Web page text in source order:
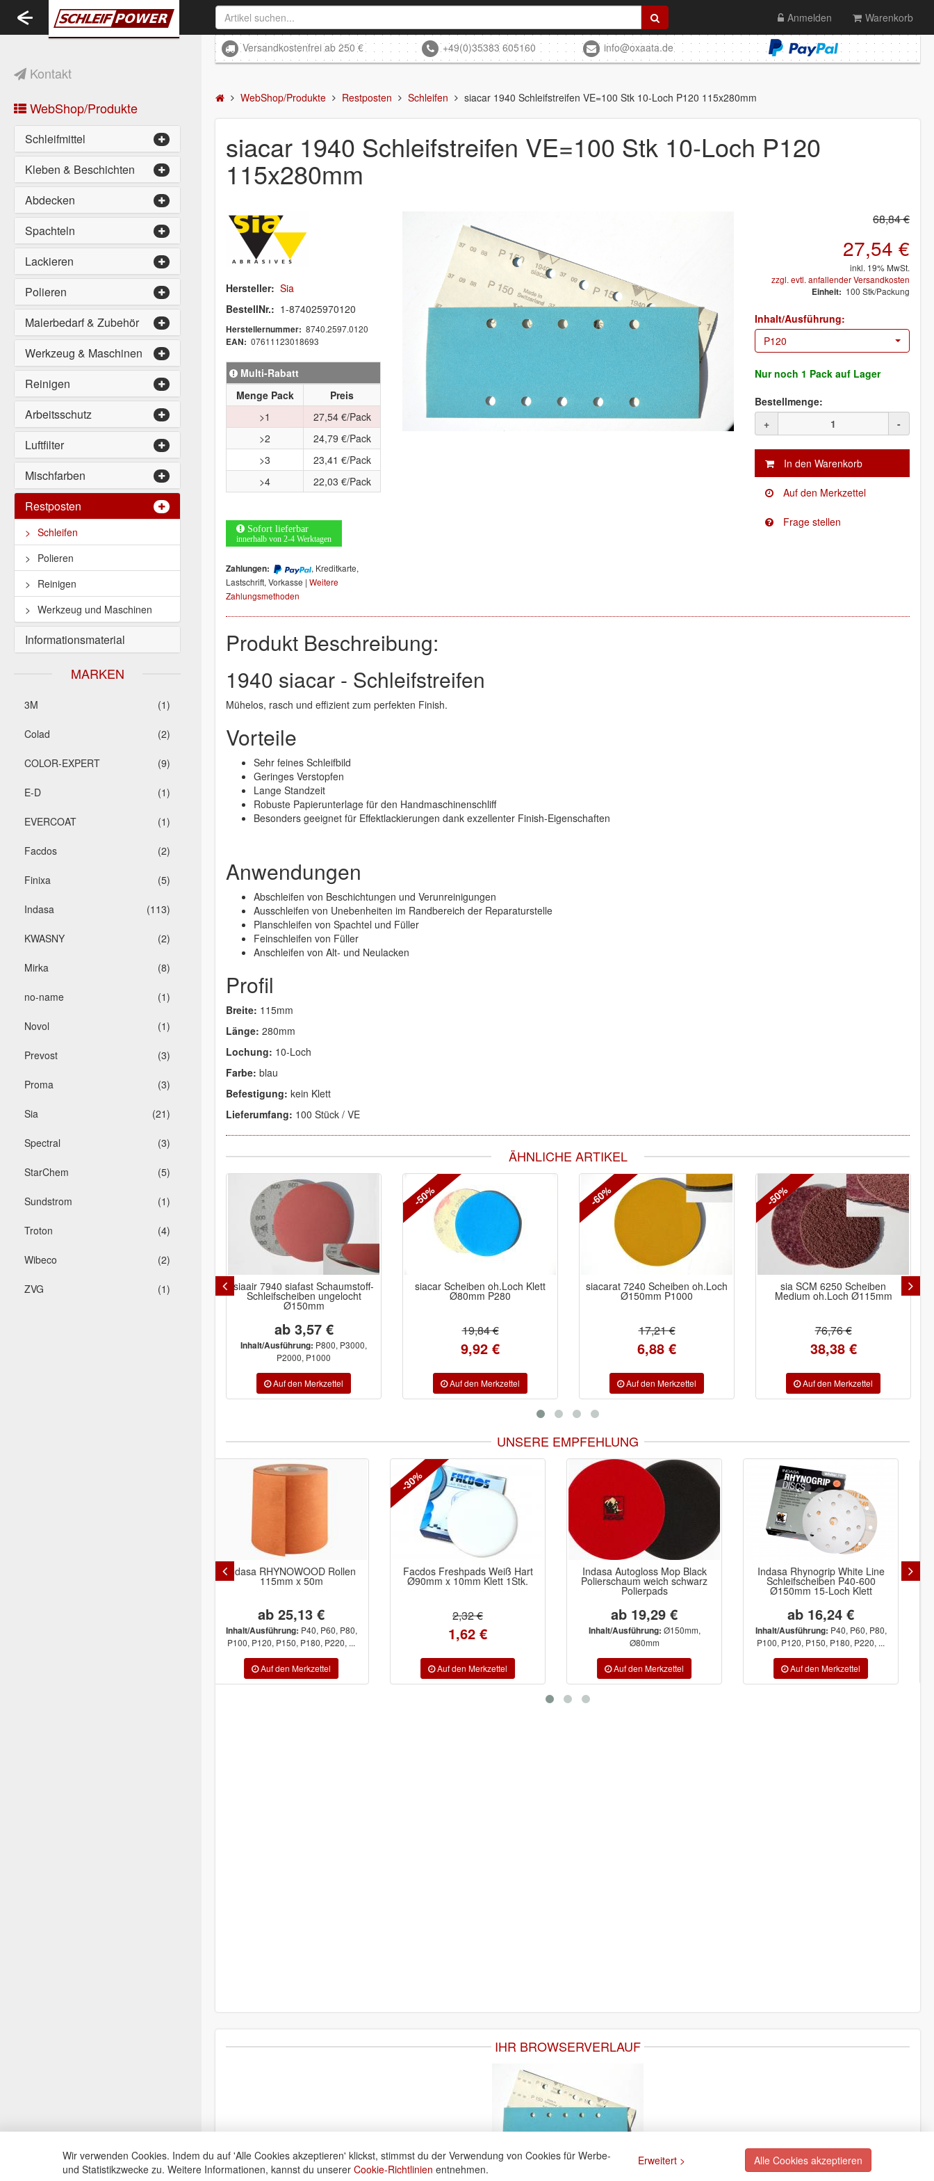
Kontakt
WebShop/Produkte
Schleifmittel
Kleben & Beschichten
Abdecken
Spachteln
Lackieren
Polieren
Malerbedarf & Zubehör
Werkzeug & Maschinen
Reinigen
Arbeitsschutz
Luftfilter
Mischfarben
Restposten
Schleifen
Polieren
Reinigen
Werkzeug und Maschinen
Informationsmaterial
MARKEN
(1)
3M
(2)
Colad
(9)
COLOR-EXPERT
(1)
E-D
(1)
EVERCOAT
(2)
Facdos
(5)
Finixa
(113)
Indasa
(2)
KWASNY
(8)
Mirka
(1)
no-name
(1)
Novol
(3)
Prevost
(3)
Proma
(21)
Sia
(3)
Spectral
(5)
StarChem
(1)
Sundstrom
(4)
Troton
(2)
Wibeco
(1)
ZVG
Toggle
navigation
Anmelden Warenkorb
Versandkostenfrei ab 250 € +49(0)35383 605160 info@oxaata.de
WebShop/Produkte Restposten Schleifen siacar 1940 Schleifstreifen VE=100 Stk 10-Loch P120 115x280mm
siacar 1940 Schleifstreifen VE=100 Stk 10-Loch P120
115x280mm
Hersteller: Sia
BestellNr.: 1-874025970120
Herstellernummer: 8740.2597.0120
EAN: 07611123018693
Multi-Rabatt
Menge Pack
Preis
>1
27,54 €/Pack
>2
24,79 €/Pack
>3
23,41 €/Pack
>4
22,03 €/Pack
Sofort lieferbar
innerhalb von 2-4 Werktagen
Zahlungen:
, Kreditkarte,
Lastschrift, Vorkasse | Weitere
Zahlungsmethoden
68,84 €
27,54 €
inkl. 19% MwSt.
zzgl. evtl. anfallender Versandkosten
Einheit: 100 Stk/Packung
Inhalt/Ausführung:
P120
Nur noch 1 Packauf Lager
Bestellmenge:
+
-
Produkt Beschreibung:
1940 siacar - Schleifstreifen
Mühelos, rasch und effizient zum perfekten Finish.
Vorteile
Sehr feines Schleifbild
Geringes Verstopfen
Lange Standzeit
Robuste Papierunterlage für den Handmaschinenschliff
Besonders geeignet für Effektlackierungen dank exzellenter Finish-Eigenschaften
Anwendungen
Abschleifen von Beschichtungen und Verunreinigungen
Ausschleifen von Unebenheiten im Randbereich der Reparaturstelle
Planschleifen von Spachtel und Füller
Feinschleifen von Füller
Anschleifen von Alt- und Neulacken
Profil
Breite: 115mm
Länge: 280mm
Lochung: 10-Loch
Farbe: blau
Befestigung: kein Klett
Lieferumfang: 100 Stück / VE
ÄHNLICHE ARTIKEL
siaair 7940 siafast Schaumstoff-
Schleifscheiben ungelocht
Ø150mm
ab 3,57 €
Inhalt/Ausführung: P800, P3000,
P2000, P1000
siacar Scheiben oh.Loch Klett
Ø80mm P280
19,84 €
9,92 €
-50%
siacarat 7240 Scheiben oh.Loch
Ø150mm P1000
17,21 €
6,88 €
-60%
sia SCM 6250 Scheiben
Medium oh.Loch Ø115mm
76,76 €
38,38 €
-50%
UNSERE EMPFEHLUNG
Facdos Freshpads Weiß Hart
Ø90mm x 10mm Klett 1Stk.
2,32 €
1,62 €
-30%
Indasa Autogloss Mop Black
Polierschaum weich schwarz
ab 19,29 €
Inhalt/Ausführung:
Ø80mm
Indasa Rhynogrip White Line
Schleifscheiben P40-600
Ø150mm 15-Loch Klett
ab 16,24 €
Inhalt/Ausführung:P40, P60, P80,
P100, P120, P150, P180, P220, ...
Indasa RHYNOGRIP Plus Line
Schleifscheiben Ø75mm 3-Loch
ab 10,06 €
Inhalt/Ausführung:P60, P80, P100,
P120, P150, P180, P220, P240, ...
IHR BROWSERVERLAUF
Wir verwenden Cookies. Indem du auf 'Alle Cookies akzeptieren' klickst, stimmst du der Verwendung von Cookies für Werbe-
und Statistikzwecke zu. Weitere Informationen, kannst du unserer Cookie-Richtlinien entnehmen.
Erweitert > Alle Cookies akzeptieren